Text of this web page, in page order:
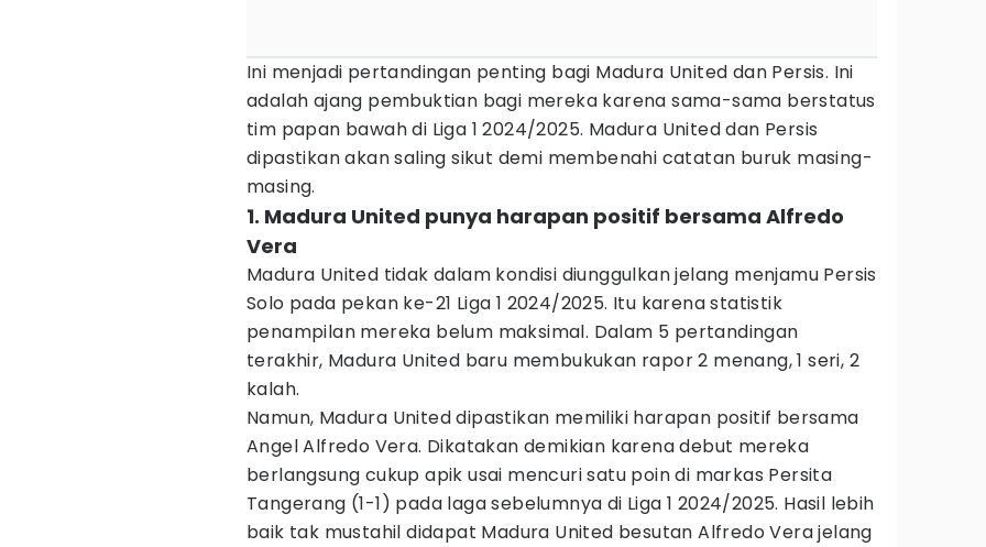
Ini menjadi pertandingan penting bagi Madura United dan Persis. Ini
adalah ajang pembuktian bagi mereka karena sama-sama berstatus
tim papan bawah di Liga 1 2024/2025. Madura United dan Persis
dipastikan akan saling sikut demi membenahi catatan buruk masing-
masing.
1. Madura United punya harapan positif bersama Alfredo
Vera
Madura United tidak dalam kondisi diunggulkan jelang menjamu Persis
Solo pada pekan ke-21 Liga 1 2024/2025. Itu karena statistik
penampilan mereka belum maksimal. Dalam 5 pertandingan
terakhir, Madura United baru membukukan rapor 2 menang, 1 seri, 2
kalah.
Namun, Madura United dipastikan memiliki harapan positif bersama
Angel Alfredo Vera. Dikatakan demikian karena debut mereka
berlangsung cukup apik usai mencuri satu poin di markas Persita
Tangerang (1-1) pada laga sebelumnya di Liga 1 2024/2025. Hasil lebih
baik tak mustahil didapat Madura United besutan Alfredo Vera jelang